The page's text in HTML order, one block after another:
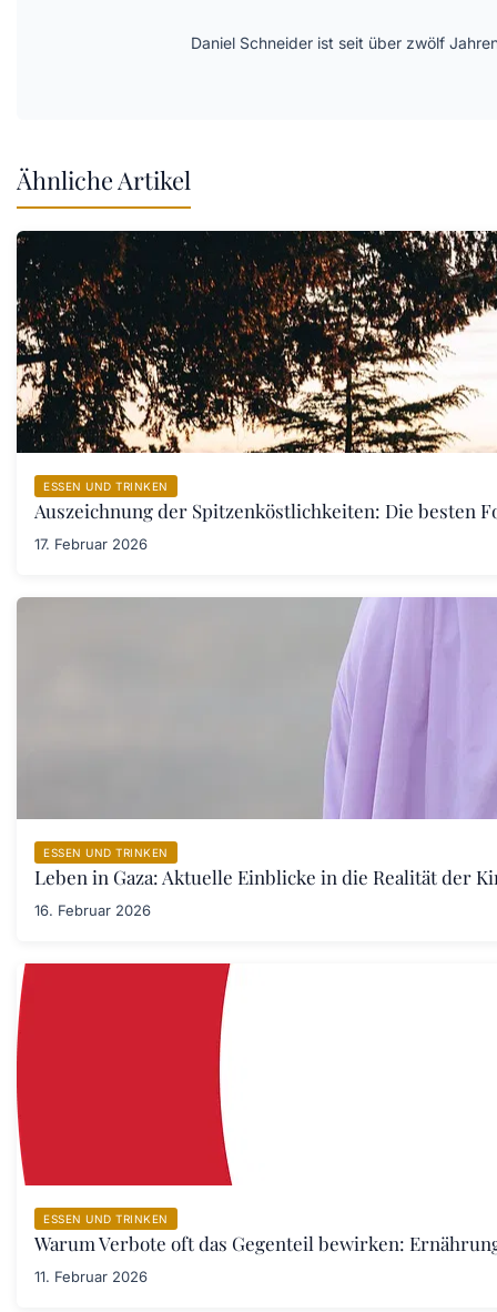
Daniel Schneider ist seit über zwölf
Ähnliche Artikel
ESSEN UND TRINKEN
Auszeichnung der Spitzenköstlichkeiten: Die besten
17. Februar 2026
ESSEN UND TRINKEN
Leben in Gaza: Aktuelle Einblicke in die Realität der
16. Februar 2026
ESSEN UND TRINKEN
Warum Verbote oft das Gegenteil bewirken:
11. Februar 2026